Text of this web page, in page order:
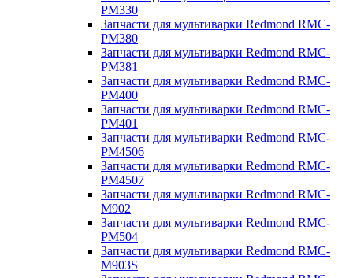
PM330
Запчасти для мультиварки Redmond RMC-
PM380
Запчасти для мультиварки Redmond RMC-
PM381
Запчасти для мультиварки Redmond RMC-
PM400
Запчасти для мультиварки Redmond RMC-
PM401
Запчасти для мультиварки Redmond RMC-
PM4506
Запчасти для мультиварки Redmond RMC-
PM4507
Запчасти для мультиварки Redmond RMC-
M902
Запчасти для мультиварки Redmond RMC-
PM504
Запчасти для мультиварки Redmond RMC-
M903S